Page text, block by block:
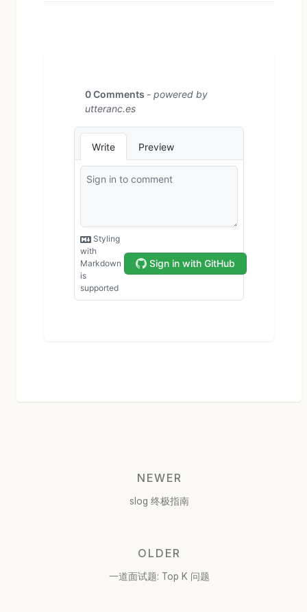
NEWER
slog 终极指南
OLDER
一道面试题: Top K 问题